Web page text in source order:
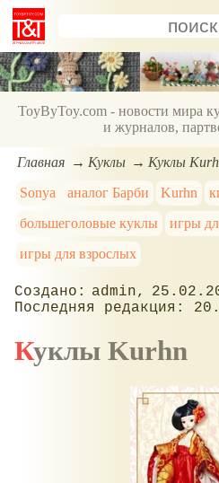
ToyByToy.com - новости мира
и журналов,
Главная Куклы
Куклы
Sonya
аналог Барби Kurhn
большеголовые куклы
игры
игры для взрослых
admin
Куклы Kurhn